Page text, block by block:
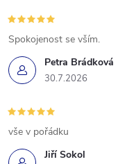
Petra Brádková
30.7.2026
Spokojenost se vším.
Jiří Sokol
vše v pořádku